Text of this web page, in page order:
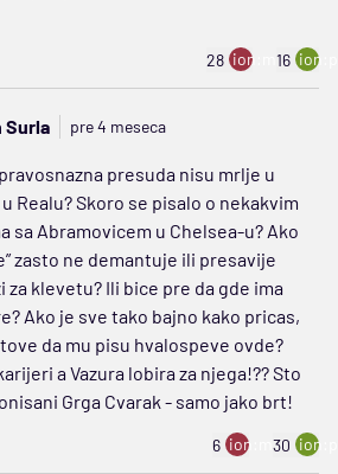
28 ion:minus
16
Surla pre 4 meseca
presuda nisu mrlje u
Realu? Skoro se pisalo o nekakvim
sa Abramovicem u Chelsea-u? Ako
zasto ne demantuje ili presavije
za klevetu? Ili bice pre da gde ima
Ako je sve tako bajno kako pricas,
da mu pisu hvalospeve ovde?
a Vazura lobira za njega!?? Sto
Grga Cvarak - samo jako brt!
6 ion:minus
30